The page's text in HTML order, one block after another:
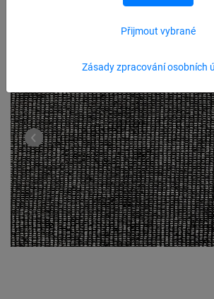
Zásady zpracování osobních
Přijmout vybrané